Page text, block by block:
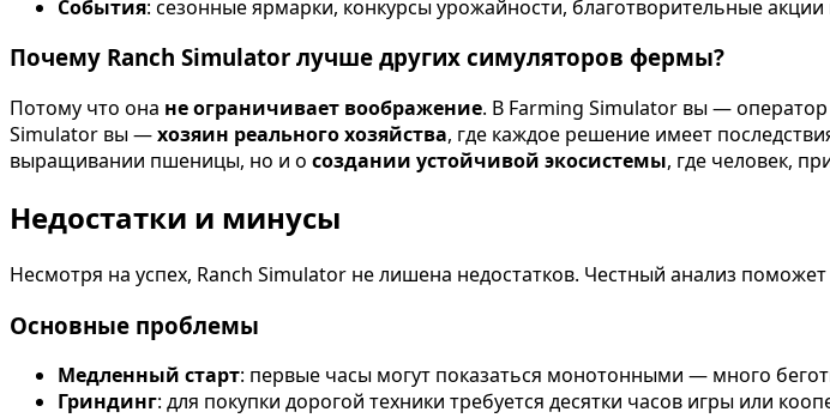
События: сезонные ярмарки, конкурсы урожайности, благотворительные
Почему Ranch Simulator лучше других симуляторов фермы?
Потому что она не ограничивает воображение. В Farming Simulator вы —
Simulator вы —хозяин реального хозяйства, где каждое решение имеет
выращивании пшеницы, но и о создании устойчивой экосистемы, где человек,
Недостатки и минусы
Несмотря на успех, Ranch Simulator не лишена недостатков. Честный анализ
Основные проблемы
Медленный старт: первые часы могут показаться монотонными — много
Гриндинг: для покупки дорогой техники требуется десятки часов игры или